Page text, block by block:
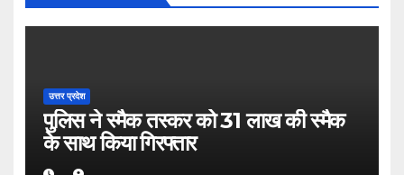
उत्तर प्रदेश
पुलिस ने स्मैक तस्कर को 31 लाख की स्मैक
के साथ किया गिरफ्तार